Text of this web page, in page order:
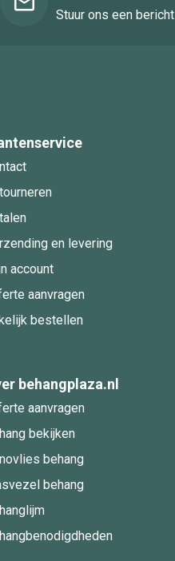
Stuur ons een bericht
en levering
account
aanvragen
bestellen
behangplaza.nl
aanvragen
bekijken
behang
behang